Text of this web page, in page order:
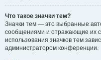
Что такое значки тем?
Значки тем — это выбранные
сообщениями и отражающие их
использования значков тем
администратором конференции.